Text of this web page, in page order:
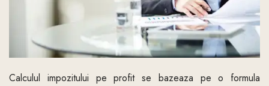
Calculul impozitului pe profit se bazeaza pe o formula